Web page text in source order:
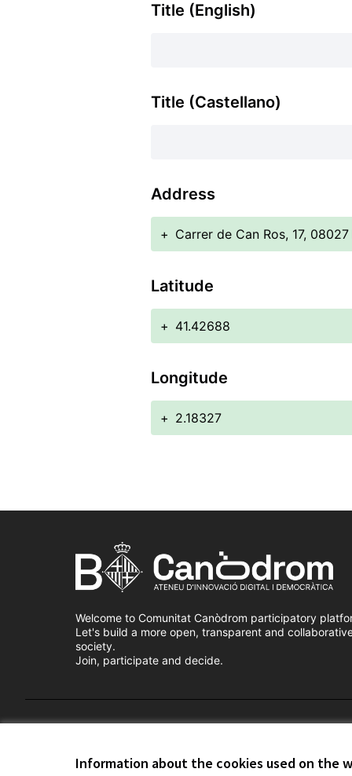
Information about the cookies used on the
Title (English)
Title (Castellano)
Address
+ Carrer de Can Ros, 17,
Latitude
+ 41.42688
Longitude
+ 2.18327
Welcome to Comunitat Canòdrom participatory
Let's build a more open, transparent and
society.
Join, participate and decide.